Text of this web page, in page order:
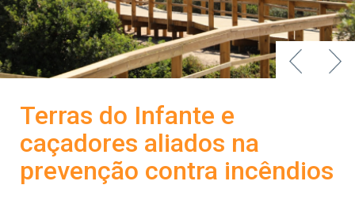
Terras do Infante e
caçadores aliados na
prevenção contra incêndios